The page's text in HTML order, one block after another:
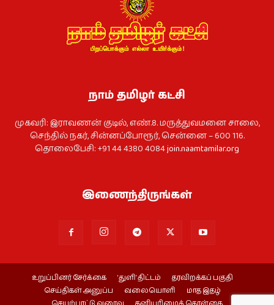
நாம் தமிழர் கட்சி
முகவரி: இராவணன் குடில், எண்.8. மருத்துவமனை சாலை,
செந்தில் நகர், சின்னப்போரூர், சென்னை – 600 116.
தொலைபேசி: +91 44 4380 4084join.naamtamilar.org
இணைந்திருங்கள்
உறுப்பினர் சேர்க்கை ‘துளி’ திட்டம்
தரவிறக்கப் பகுதி
செய்திகள் அனுப்ப
வலையொளி
மாத இதழ்